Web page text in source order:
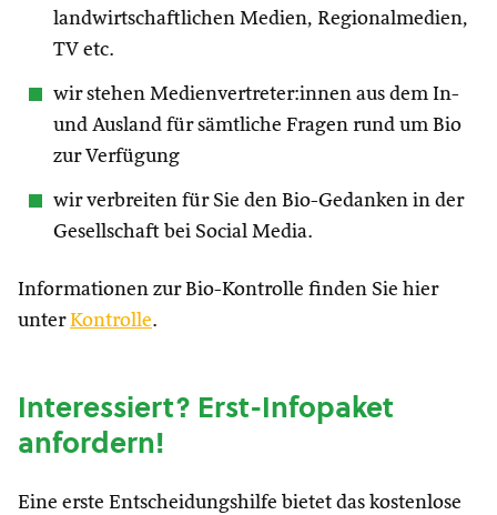
landwirtschaftlichen Medien, Regionalmedien,
TV etc.
wir stehen Medienvertreter:innen aus dem In-
und Ausland für sämtliche Fragen rund um Bio
zur Verfügung
wir verbreiten für Sie den Bio-Gedanken in der
Gesellschaft bei Social Media.
Informationen zur Bio-Kontrolle finden Sie hier
unterKontrolle.
Interessiert? Erst-Infopaket
anfordern!
Eine erste Entscheidungshilfe bietet das kostenlose